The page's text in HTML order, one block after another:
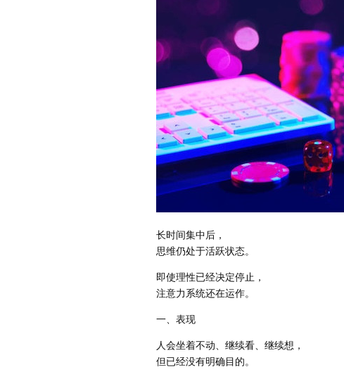
长时间集中后，
思维仍处于活跃状态。
即使理性已经决定停止，
注意力系统还在运作。
一、表现
人会坐着不动、继续看、继续想，
但已经没有明确目的。